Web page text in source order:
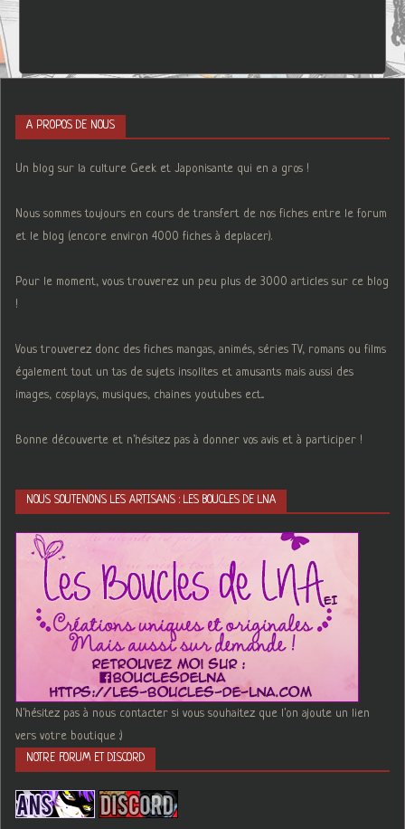
A PROPOS DE NOUS
Un blog sur la culture Geek et Japonisante qui en a gros !
Nous sommes toujours en cours de transfert de nos fiches entre le forum
et le blog (encore environ 4000 fiches à deplacer).
Pour le moment, vous trouverez un peu plus de 3000 articles sur ce blog
!
Vous trouverez donc des fiches mangas, animés, séries TV, romans ou films
également tout un tas de sujets insolites et amusants mais aussi des
images, cosplays, musiques, chaines youtubes ect...
Bonne découverte et n'hésitez pas à donner vos avis et à participer !
NOUS SOUTENONS LES ARTISANS : LES BOUCLES DE LNA
N'hésitez pas à nous contacter si vous souhaitez que l'on ajoute un lien
vers votre boutique :)
NOTRE FORUM ET DISCORD